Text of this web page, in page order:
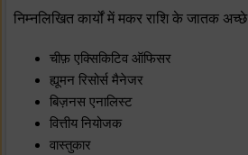
निम्नलिखित कार्यों में मकर राशि के जातक अच्छे
चीफ़ एक्सिकिटिव ऑफिसर
ह्यूमन रिसोर्स मैनेजर
बिज़नस एनालिस्ट
वित्तीय नियोजक
वास्तुकार